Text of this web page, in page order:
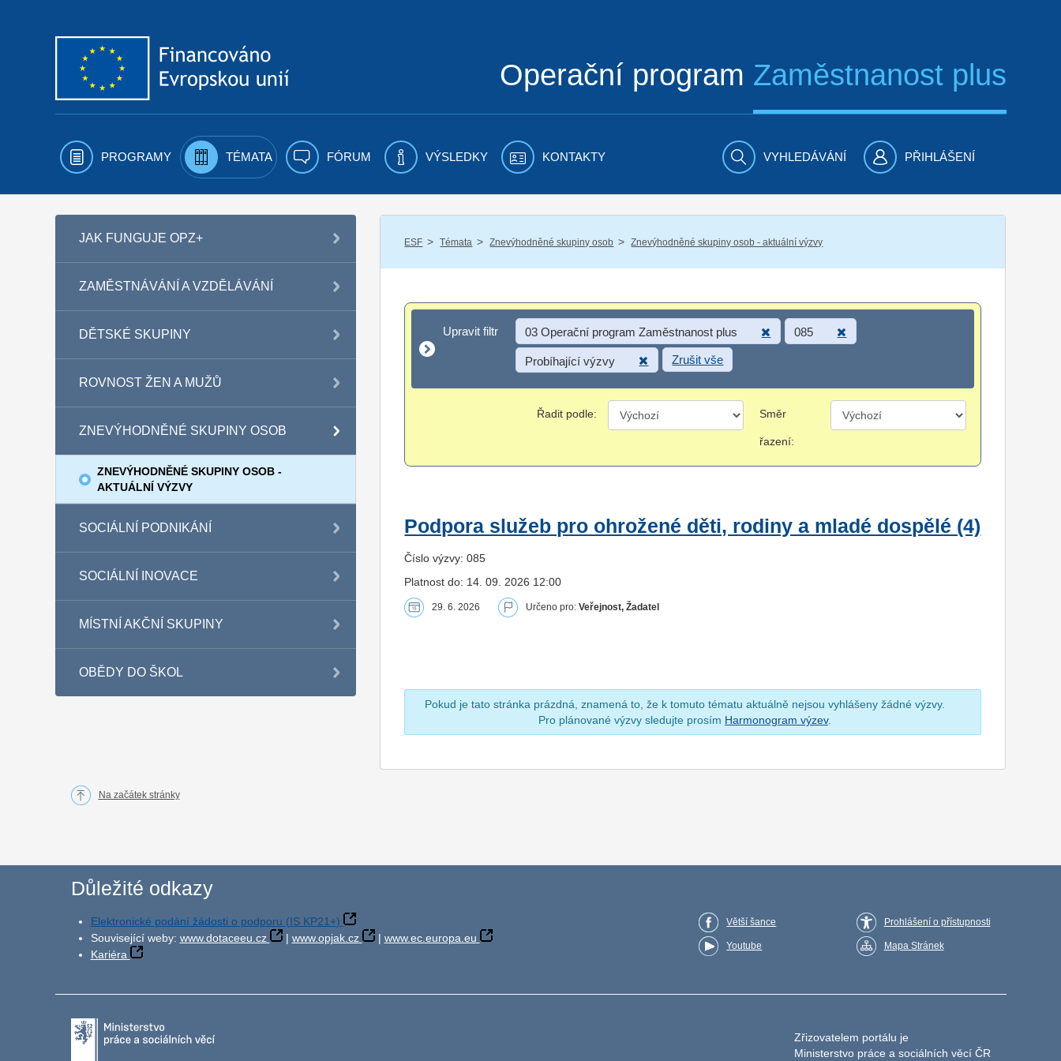
Operační program Zaměstnanost plus
PROGRAMY TÉMATA FÓRUM VÝSLEDKY KONTAKTY VYHLEDÁVÁNÍ PŘIHLÁŠENÍ
JAK FUNGUJE OPZ+
ZAMĚSTNÁVÁNÍ A VZDĚLÁVÁNÍ
DĚTSKÉ SKUPINY
ROVNOST ŽEN A MUŽŮ
ZNEVÝHODNĚNÉ SKUPINY OSOB
ZNEVÝHODNĚNÉ SKUPINY OSOB -
AKTUÁLNÍ VÝZVY
SOCIÁLNÍ PODNIKÁNÍ
SOCIÁLNÍ INOVACE
MÍSTNÍ AKČNÍ SKUPINY
OBĚDY DO ŠKOL
ESF / Témata / Znevýhodněné skupiny osob / Znevýhodněné skupiny osob - aktuální výzvy
Upravit filtr
Upravit filtr 03 Operační program Zaměstnanost plus 085
Probíhající výzvy Zrušit vše
Řadit podle: Směr
řazení:
Podpora služeb pro ohrožené děti, rodiny a mladé dospělé (4)
Číslo výzvy: 085
Platnost do: 14. 09. 2026 12:00
29. 6. 2026 Určeno pro:Veřejnost, Žadatel
Pokud je tato stránka prázdná, znamená to, že k tomuto tématu aktuálně nejsou vyhlášeny žádné výzvy.
Pro plánované výzvy sledujte prosím Harmonogram výzev.
Na začátek stránky
Důležité odkazy
Elektronické podání žádosti o podporu (IS KP21+)
Související weby: www.dotaceeu.cz | www.opjak.cz | www.ec.europa.eu
Kariéra
Větší šance
Youtube
Prohlášení o přístupnosti
Mapa Stránek
Zřizovatelem portálu je
Ministerstvo práce a sociálních věcí ČR